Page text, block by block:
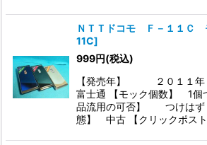
ＮＴＴドコモ Ｆ－１１Ｃ
11C]
999円(税込)
【発売年】 ２０１１
富士通 【モック個数】 1個
品流用の可否】 つけはず
態】 中古 【クリックポス